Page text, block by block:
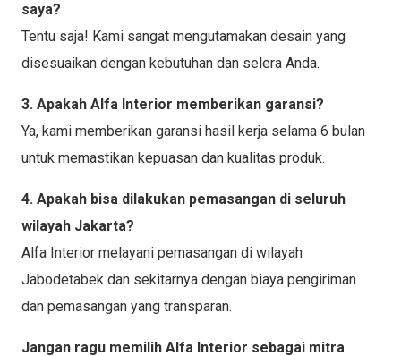
saya?
Tentu saja! Kami sangat mengutamakan desain yang
disesuaikan dengan kebutuhan dan selera Anda.
3. Apakah Alfa Interior memberikan garansi?
Ya, kami memberikan garansi hasil kerja selama 6 bulan
untuk memastikan kepuasan dan kualitas produk.
4. Apakah bisa dilakukan pemasangan di seluruh
wilayah Jakarta?
Alfa Interior melayani pemasangan di wilayah
Jabodetabek dan sekitarnya dengan biaya pengiriman
dan pemasangan yang transparan.
Jangan ragu memilih Alfa Interior sebagai mitra